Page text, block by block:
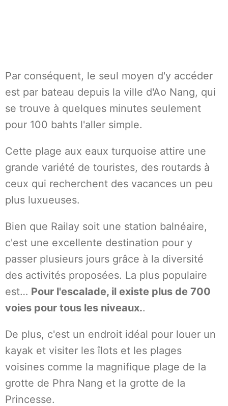
Par conséquent, le seul moyen d'y accéder
est par bateau depuis la ville d'Ao Nang, qui
se trouve à quelques minutes seulement
pour 100 bahts l'aller simple.
Cette plage aux eaux turquoise attire une
grande variété de touristes, des routards à
ceux qui recherchent des vacances un peu
plus luxueuses.
Bien que Railay soit une station balnéaire,
c'est une excellente destination pour y
passer plusieurs jours grâce à la diversité
des activités proposées. La plus populaire
est… Pour l'escalade, il existe plus de 700
voies pour tous les niveaux..
De plus, c'est un endroit idéal pour louer un
kayak et visiter les îlots et les plages
voisines comme la magnifique plage de la
grotte de Phra Nang et la grotte de la
Princesse.